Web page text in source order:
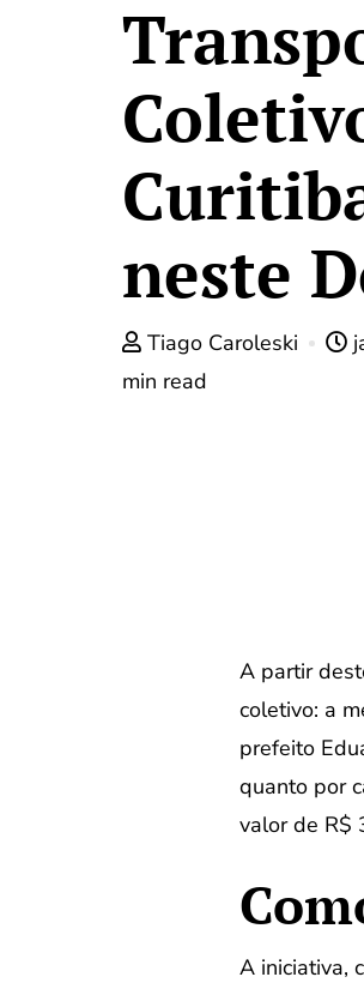
neste
Tiago Caroleski
min read
A partir
coletivo: a
prefeito
quanto por
valor de R$
A iniciativa,